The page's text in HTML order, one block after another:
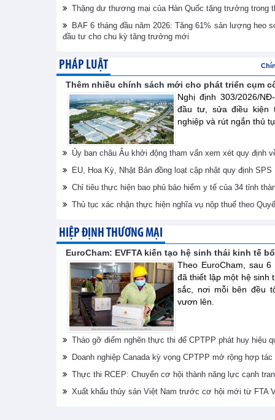
Thặng dư thương mại của Hàn Quốc tăng trưởng trong
BAF 6 tháng đầu năm 2026: Tăng 61% sản lượng heo
đầu tư cho chu kỳ tăng trưởng mới
PHÁP LUẬT
Thêm nhiều chính sách mới cho phát triển cụm
Nghị định 303/2026/
đầu tư, sửa điều kiện
nghiệp và rút ngắn thủ
Ủy ban châu Âu khởi động tham vấn xem xét quy định
EU, Hoa Kỳ, Nhật Bản đồng loạt cập nhật quy định SPS
Chỉ tiêu thực hiện bao phủ bảo hiểm y tế của 34 tỉnh
Thủ tục xác nhận thực hiện nghĩa vụ nộp thuế theo
HIỆP ĐỊNH THƯƠNG MẠI
EuroCham: EVFTA kiến tạo hệ sinh thái kinh tế
Theo EuroCham, sau
đã thiết lập một hệ sinh
sắc, nơi mỗi bên đều
vươn lên.
Tháo gỡ điểm nghẽn thực thi để CPTPP phát huy hiệu
Doanh nghiệp Canada kỳ vọng CPTPP mở rộng hợp
Thực thi RCEP: Chuyển cơ hội thành năng lực cạnh
Xuất khẩu thủy sản Việt Nam trước cơ hội mới từ FTA